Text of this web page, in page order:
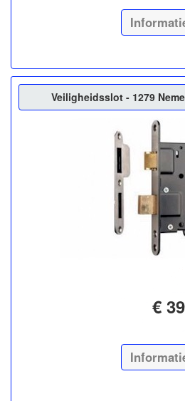
Veiligheidsslot - 1279
€